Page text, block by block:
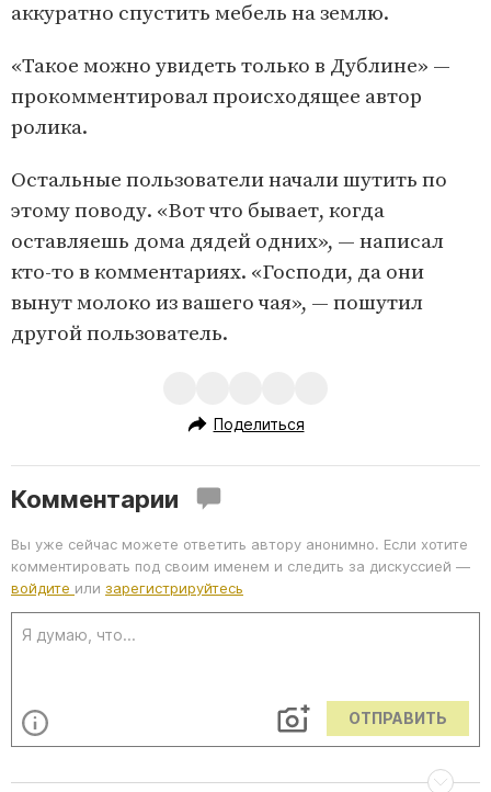
аккуратно спустить мебель на землю.
«Такое можно увидеть только в Дублине» —
прокомментировал происходящее автор
ролика.
Остальные пользователи начали шутить по
этому поводу. «Вот что бывает, когда
оставляешь дома дядей одних», — написал
кто-то в комментариях. «Господи, да они
вынут молоко из вашего чая», — пошутил
другой пользователь.
Поделиться
Комментарии
Вы уже сейчас можете ответить автору анонимно. Если хотите
комментировать под своим именем и следить за дискуссией —
войдите или зарегистрируйтесь
ОТПРАВИТЬ